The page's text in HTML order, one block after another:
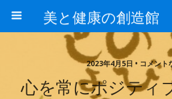
2023年4月5日 • コメント
心を常にポジティ